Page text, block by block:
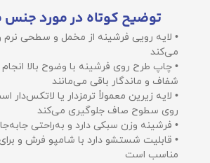
توضیح کوتاه در مورد جنس
• لایه رویی فرشینه از مخمل و سطحی نرم
می‌کند
• چاپ طرح روی فرشینه با وضوح بالا
شفاف و ماندگار باقی می‌مانند
• لایه زیرین معمولاً ترمزدار یا لاتکس‌دار
روی سطوح صاف جلوگیری می‌کند
• فرشینه وزن سبکی دارد و به‌راحتی
• قابلیت شستشو دارد با شامپو فرش و برای
مناسب است